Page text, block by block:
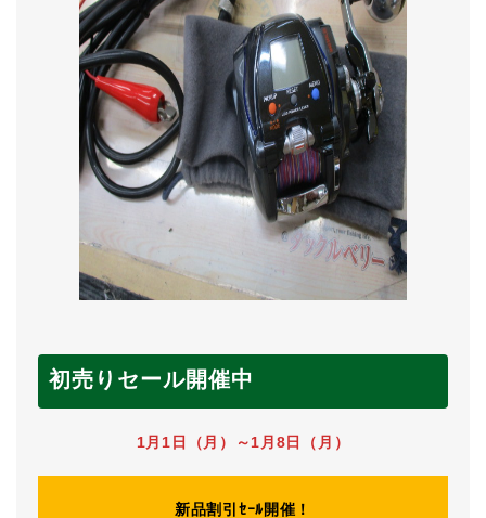
初売りセール開催中
1月1日（月）～1月8日（月）
新品割引ｾｰﾙ開催！